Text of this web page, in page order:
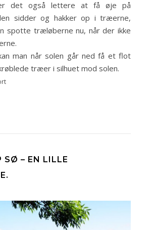
det også lettere at få øje på
sidder og hakker op i træerne,
spotte træløberne nu, når der ikke
man når solen går ned få et flot
træer i silhuet mod solen.
SØ – EN LILLE